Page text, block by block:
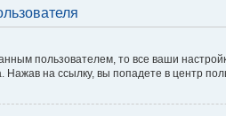
пользователем, то все ваши
на ссылку, вы попадете в центр